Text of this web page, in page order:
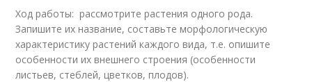
Ход работы: рассмотрите растения одного рода.
Запишите их название, составьте морфологическую
характеристику растений каждого вида, т.е. опишите
особенности их внешнего строения (особенности
листьев, стеблей, цветков, плодов).